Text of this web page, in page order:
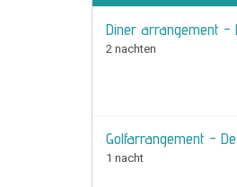
Diner arrangement -
2 nachten
Golfarrangement -
1 nacht